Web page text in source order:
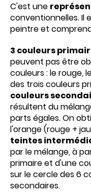
C'est une
conventionnelles. Il
peintre et
3 couleurs
peuvent pas être
couleurs : le rouge,
des trois couleurs
couleurs
résultent du
parts égales. On
l'orange (rouge +
teintes
par le mélange, à
primaire et d'une
sur le cercle des 6
secondaires.